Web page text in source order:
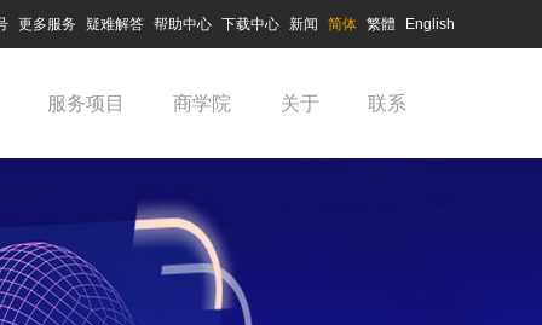
更多服务 疑难解答 帮助中心 下载中心 新闻 简体 繁體 English
服务项目 商学院 关于 联系